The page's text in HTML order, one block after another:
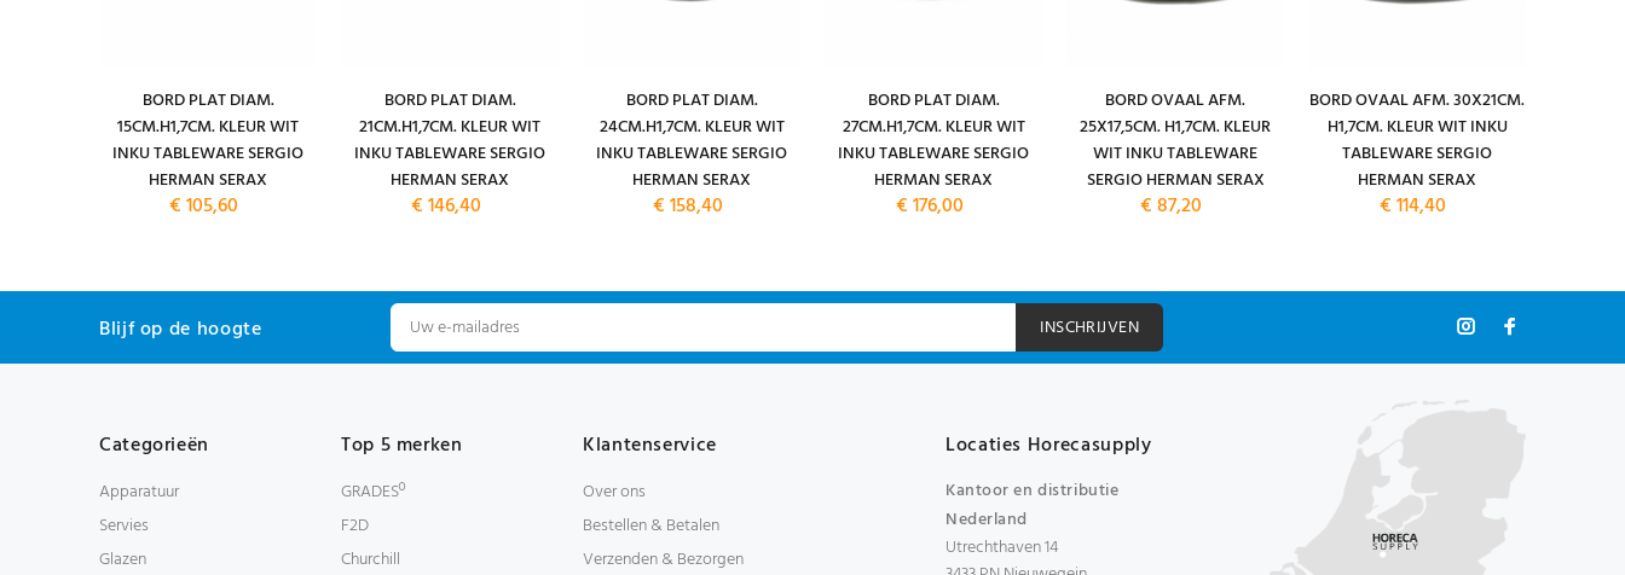
BORD PLAT DIAM.
15CM.H1,7CM. KLEUR WIT
INKU TABLEWARE SERGIO
HERMAN SERAX
€ 105,60
BORD PLAT DIAM.
21CM.H1,7CM. KLEUR WIT
INKU TABLEWARE SERGIO
HERMAN SERAX
€ 146,40
BORD PLAT DIAM.
24CM.H1,7CM. KLEUR WIT
INKU TABLEWARE SERGIO
HERMAN SERAX
€ 158,40
BORD PLAT DIAM.
27CM.H1,7CM. KLEUR WIT
INKU TABLEWARE SERGIO
HERMAN SERAX
€ 176,00
BORD OVAAL AFM.
25X17,5CM. H1,7CM. KLEUR
WIT INKU TABLEWARE
SERGIO HERMAN SERAX
€ 87,20
BORD OVAAL AFM. 30X21CM.
H1,7CM. KLEUR WIT INKU
TABLEWARE SERGIO
HERMAN SERAX
€ 114,40
Blijf op de hoogte INSCHRIJVEN
Categorieën
Apparatuur
Servies
Glazen
Top 5 merken
GRADESº
F2D
Churchill
Klantenservice
Over ons
Bestellen & Betalen
Verzenden & Bezorgen
Locaties Horecasupply
Kantoor en distributie
Nederland
Utrechthaven 14